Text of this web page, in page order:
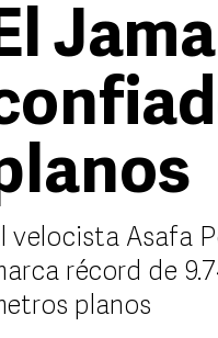
velocista Asafa
récord de
planos